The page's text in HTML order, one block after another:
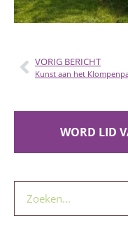
VORIG BERICHT
WORD LID